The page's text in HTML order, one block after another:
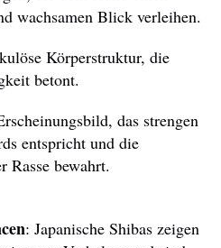
wachsamen Blick verleihen.
Körperstruktur, die
betont.
das strengen
entspricht und die
Rasse bewahrt.
: Japanische Shibas zeigen